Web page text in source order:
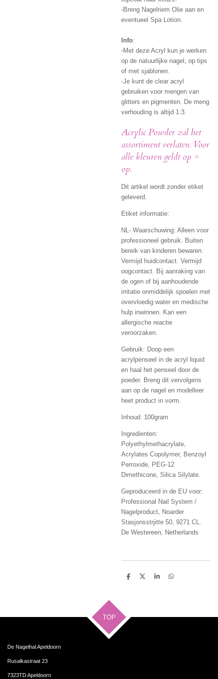
-Breng Nagelriem Olie aan en
eventueel Spa Lotion.
Info:
-Met deze Acryl kun je werken
op de natuurlijke nagel, op tips
of met sjablonen.
-Je kunt de clear acryl
gebruiken voor mengen van
glitters en pigmenten. De meng
verhouding is altijd 1:3.
Acrylic Powder zal het
assortiment verlaten. Voor
alle kleuren geldt op =
op.
Dit artikel wordt zonder etiket
geleverd.
Etiket informatie:
NL- Waarschuwing: Alleen voor
professioneel gebruik. Buiten
bereik van kinderen bewaren.
Vermijd huidcontact. Vermijd
oogcontact. Bij aanraking van
de ogen of bij aanhoudende
irritatie onmiddelijk spoelen met
overvloedig water en medische
hulp inwinnen. Kan een
allergische reactie
veroorzaken.
Gebruik: Doop een
acrylpenseel in de acryl liquid
en haal het penseel door de
poeder. Breng dit vervolgens
aan op de nagel en modelleer
heet product in vorm.
Inhoud: 100gram
Ingredienten:
Polyethylmethacrylate,
Acrylates Copolymer, Benzoyl
Perroxide, PEG-12
Dimethicone, Silica Silylate.
Geproduceerd in de EU voor:
Professional Nail System /
Nagelproduct, Noarder
Stasjonsstrjitte 50, 9271 CL.
De Westereen, Netherlands
D
D
S
D
TOP
De Nagelhal Apeldoorn
Rusalkastraat 23
7323TD Apeldoorn